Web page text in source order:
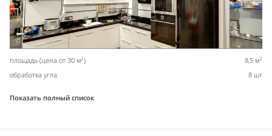
площадь (цена от 30 м2) 8,5 м2
обработка угла 8 шт
Показать полный список